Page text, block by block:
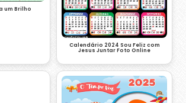
um Brilho
Calendário 2024 Sou Feliz com
Jesus Juntar Foto Online